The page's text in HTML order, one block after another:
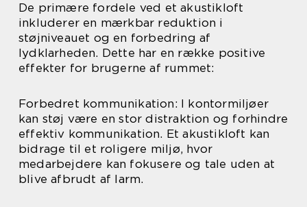
De primære fordele ved et akustikloft
inkluderer en mærkbar reduktion i
støjniveauet og en forbedring af
lydklarheden. Dette har en række positive
effekter for brugerne af rummet:
Forbedret kommunikation: I kontormiljøer
kan støj være en stor distraktion og forhindre
effektiv kommunikation. Et akustikloft kan
bidrage til et roligere miljø, hvor
medarbejdere kan fokusere og tale uden at
blive afbrudt af larm.